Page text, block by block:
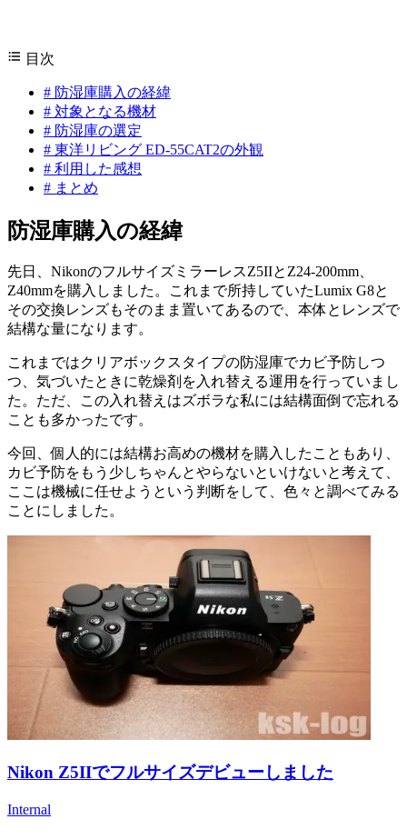
目次
# 防湿庫購入の経緯
# 対象となる機材
# 防湿庫の選定
# 東洋リビング ED-55CAT2の外観
# 利用した感想
# まとめ
防湿庫購入の経緯
先日、NikonのフルサイズミラーレスZ5IIとZ24-200mm、
Z40mmを購入しました。これまで所持していたLumix G8と
その交換レンズもそのまま置いてあるので、本体とレンズで
結構な量になります。
これまではクリアボックスタイプの防湿庫でカビ予防しつ
つ、気づいたときに乾燥剤を入れ替える運用を行っていまし
た。ただ、この入れ替えはズボラな私には結構面倒で忘れる
ことも多かったです。
今回、個人的には結構お高めの機材を購入したこともあり、
カビ予防をもう少しちゃんとやらないといけないと考えて、
ここは機械に任せようという判断をして、色々と調べてみる
ことにしました。
Nikon Z5IIでフルサイズデビューしました
Internal